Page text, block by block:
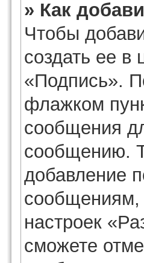
» Как
Чтобы
создать ее в
«Подпись».
флажком
сообщения
сообщению.
добавление
сообщениям,
настроек
сможете